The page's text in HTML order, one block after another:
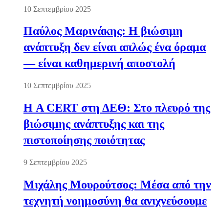
10 Σεπτεμβρίου 2025
Παύλος Μαρινάκης: Η βιώσιμη
ανάπτυξη δεν είναι απλώς ένα όραμα
— είναι καθημερινή αποστολή
10 Σεπτεμβρίου 2025
Η A CERT στη ΔΕΘ: Στο πλευρό της
βιώσιμης ανάπτυξης και της
πιστοποίησης ποιότητας
9 Σεπτεμβρίου 2025
Μιχάλης Μουρούτσος: Μέσα από την
τεχνητή νοημοσύνη θα ανιχνεύσουμε